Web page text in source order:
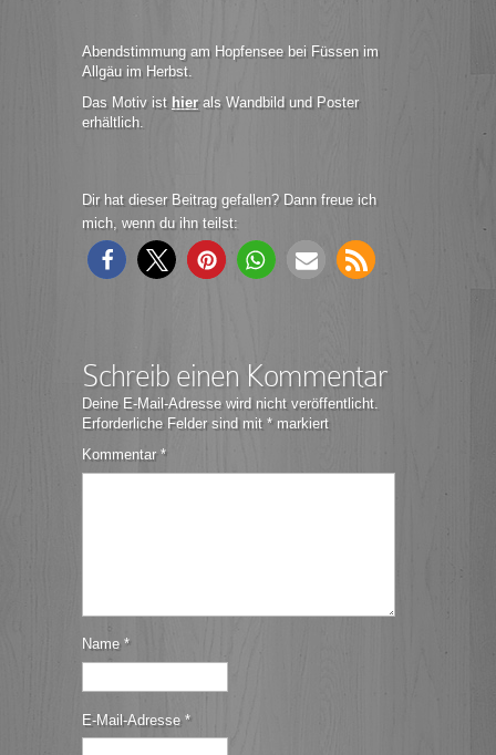
Abendstimmung am Hopfensee bei Füssen im
Allgäu im Herbst.
Das Motiv ist hierals Wandbild und Poster
erhältlich.
Dir hat dieser Beitrag gefallen? Dann freue ich
mich, wenn du ihn teilst:
Schreib einen Kommentar
Deine E-Mail-Adresse wird nicht veröffentlicht.
Erforderliche Felder sind mit * markiert
Kommentar*
Name *
E-Mail-Adresse *